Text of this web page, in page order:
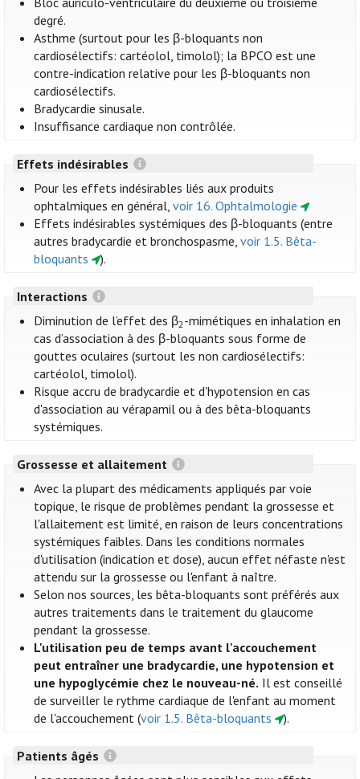
degré.
Asthme (surtout pour les β-bloquants non
cardiosélectifs: cartéolol, timolol); la BPCO est une
contre-indication relative pour les β-bloquants non
cardiosélectifs.
Bradycardie sinusale.
Insuffisance cardiaque non contrôlée.
Effets indésirables
Pour les effets indésirables liés aux produits
ophtalmiques en général,voir 16. Ophtalmologie
Effets indésirables systémiques des β-bloquants (entre
autres bradycardie et bronchospasme,voir 1.5. Bêta-
bloquants
).
Interactions
Diminution de l’effet des β2-mimétiques en inhalation en
cas d’association à des β-bloquants sous forme de
gouttes oculaires (surtout les non cardiosélectifs:
cartéolol, timolol).
Risque accru de bradycardie et d'hypotension en cas
d'association au vérapamil ou à des bêta-bloquants
systémiques.
Grossesse et allaitement
Avec la plupart des médicaments appliqués par voie
topique, le risque de problèmes pendant la grossesse et
l'allaitement est limité, en raison de leurs concentrations
systémiques faibles. Dans les conditions normales
d'utilisation (indication et dose), aucun effet néfaste n'est
attendu sur la grossesse ou l'enfant à naître.
Selon nos sources, les bêta-bloquants sont préférés aux
autres traitements dans le traitement du glaucome
pendant la grossesse.
L'utilisation peu de temps avant l'accouchement
peut entraîner une bradycardie, une hypotension et
une hypoglycémie chez le nouveau-né. Il est conseillé
de surveiller le rythme cardiaque de l'enfant au moment
de l'accouchement (voir 1.5. Bêta-bloquants ).
Patients âgés